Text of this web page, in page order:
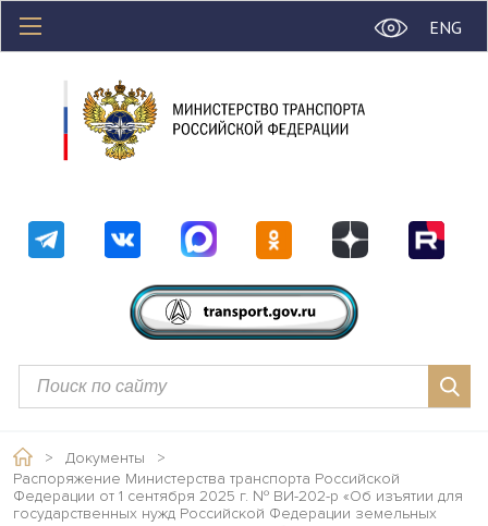
ENG
> Документы
>
Распоряжение Министерства транспорта Российской
Федерации от 1 сентября 2025 г. № ВИ-202-р «Об изъятии для
государственных нужд Российской Федерации земельных